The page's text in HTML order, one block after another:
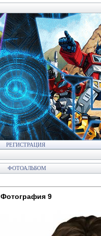
РЕГИСТРАЦИЯ
ФОТОАЛЬБОМ
Фотография 9